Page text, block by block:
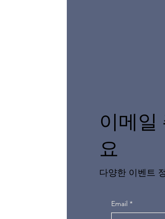
이메일
요
다양한 이벤트
Email *